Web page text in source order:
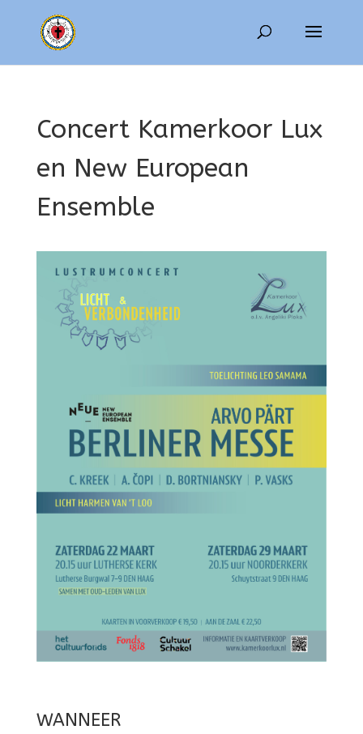
Concert Kamerkoor Lux
en New European
Ensemble
WANNEER